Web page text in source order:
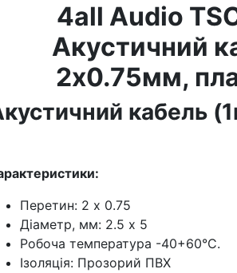
4all Audio
Акустичний
2х0.75мм,
кабель
Перетин: 2 x 0.75
Діаметр, мм: 2.5 x 5
Робоча температура -40+60°С.
Ізоляція: Прозорий ПВХ